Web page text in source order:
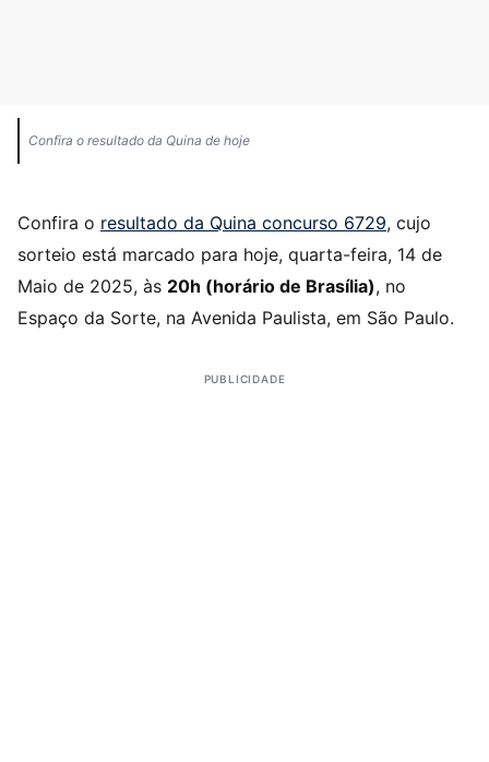
Confira o resultado da Quina de hoje
Confira o resultado da Quina concurso 6729, cujo
sorteio está marcado para hoje, quarta-feira, 14 de
Maio de 2025, às 20h (horário de Brasília), no
Espaço da Sorte, na Avenida Paulista, em São Paulo.
PUBLICIDADE